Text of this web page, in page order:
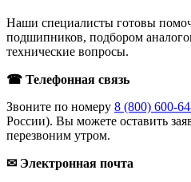
Наши специалисты готовы
подшипников, подбором
технические вопросы.
☎ Телефонная связь
Звоните по номеру 8 (800) 600-
России). Вы можете оставить
перезвоним утром.
✉ Электронная почта